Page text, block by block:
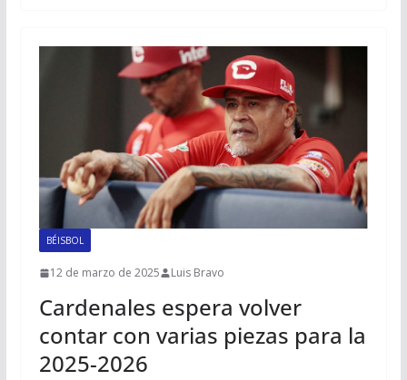
BÉISBOL
12 de marzo de 2025 Luis Bravo
Cardenales espera volver
contar con varias piezas para la
2025-2026